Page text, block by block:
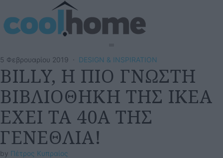
5 Φεβρουαρίου 2019 · DESIGN & INSPIRATION
BILLY, Η ΠΙΟ ΓΝΩΣΤΗ
ΒΙΒΛΙΟΘΗΚΗ ΤΗΣ IKEA
ΕΧΕΙ ΤΑ 40Α ΤΗΣ
ΓΕΝΕΘΛΙΑ!
by Πέτρος Κυπραίος